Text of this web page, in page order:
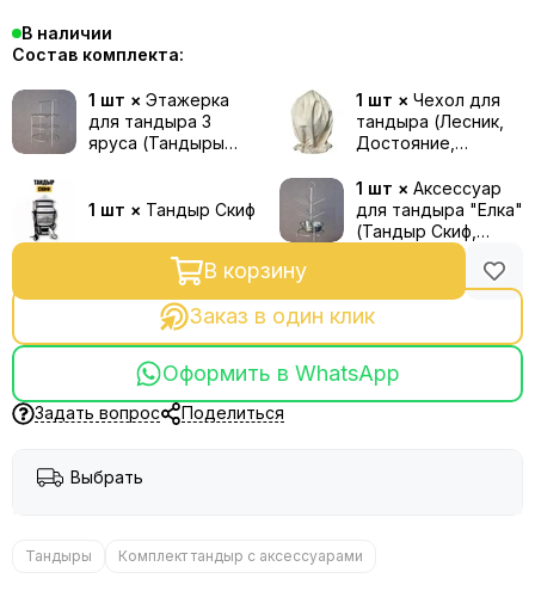
В наличии
Состав комплекта:
1 шт × Этажерка
для тандыра 3
яруса (Тандыры
см / 40 см)
1 шт × Чехол для
тандыра (Лесник,
Достояние,
Долина, Творения
Мира)
1 шт × Тандыр Скиф
1 шт × Аксессуар
для тандыра "Елка"
(Тандыр Скиф,
Творения Мира / 25
см / 40 см)
В корзину
Заказ в один клик
Оформить в WhatsApp
Задать вопрос Поделиться
Выбрать
Тандыры Комплект тандыр с аксессуарами